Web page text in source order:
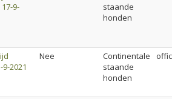
9-
staande
honden
2021
Nee
Continentale
staande
honden